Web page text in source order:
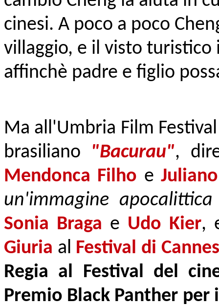
cinesi. A poco a poco
villaggio, e il visto turistico
affinchè padre e figlio
Ma all'Umbria Film
brasiliano "Bacurau",
Mendonca Filho e
un'immagine
Sonia Braga e Udo Kier,
Giuria al Festival di
Regia al Festival del
Premio Black Panther